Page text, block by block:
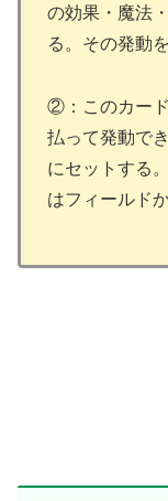
の効果・魔法
る。その発動
②：このカー
払って発動で
にセットする
はフィールド